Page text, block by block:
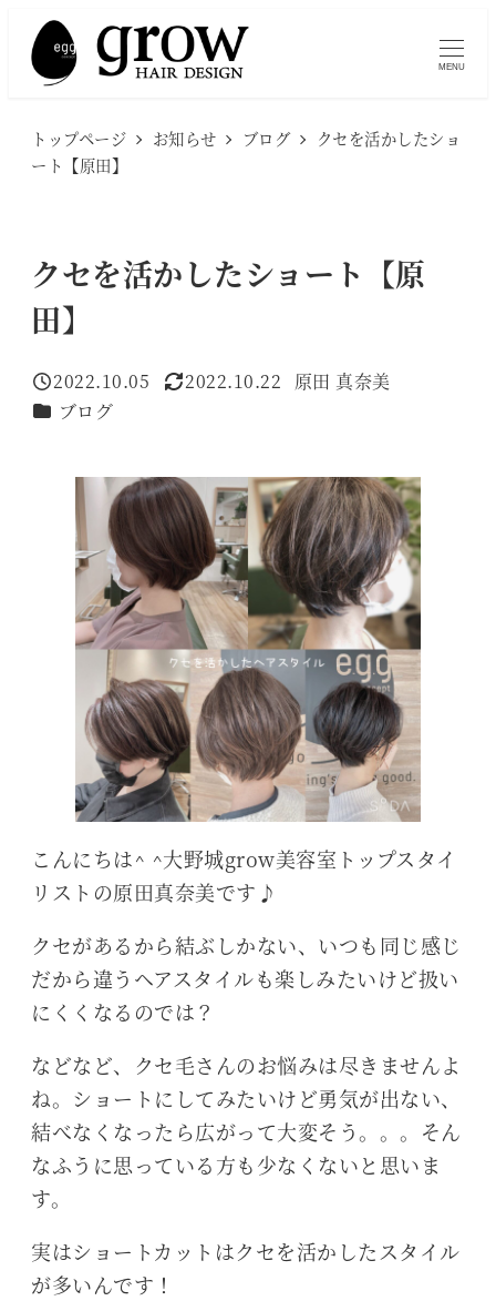
MENU
トップページ お知らせ ブログ
クセを活かしたショ
ート【原田】
クセを活かしたショート【原
田】
投稿日
2022.10.05
更新日
2022.10.22
著
原田 真奈美
カテゴリー
ブログ
こんにちは^ ^大野城grow美容室トップスタイ
リストの原田真奈美です♪
クセがあるから結ぶしかない、いつも同じ感じ
だから違うヘアスタイルも楽しみたいけど扱い
にくくなるのでは？
などなど、クセ毛さんのお悩みは尽きませんよ
ね。ショートにしてみたいけど勇気が出ない、
結べなくなったら広がって大変そう。。。そん
なふうに思っている方も少なくないと思いま
す。
実はショートカットはクセを活かしたスタイル
が多いんです！